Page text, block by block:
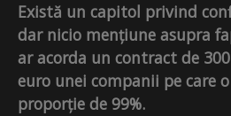
Există un capitol privind
dar nicio mențiune asupra
ar acorda un contract de
euro unei companii pe care
proporție de 99%.